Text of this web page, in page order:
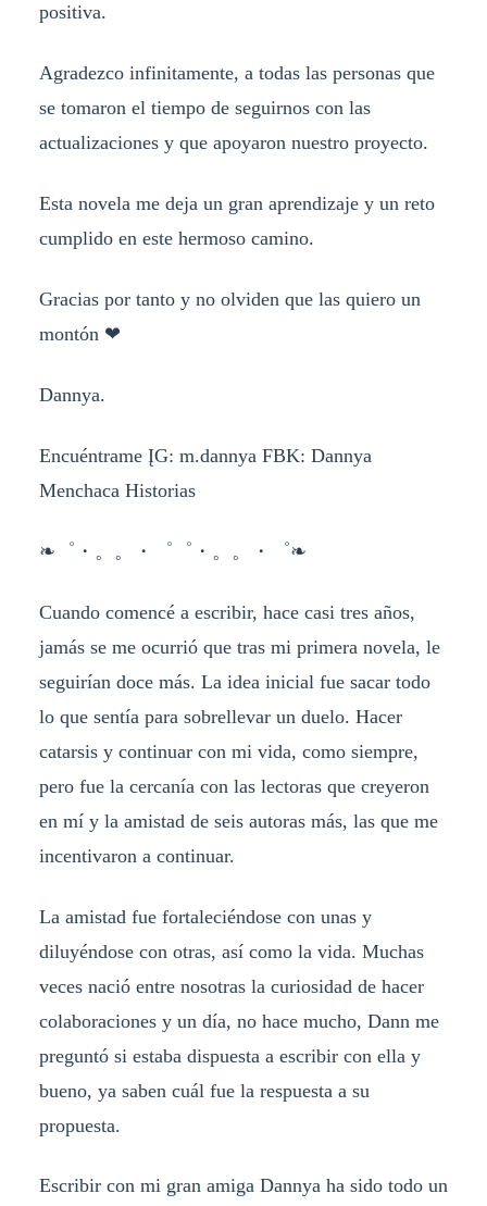
positiva.
Agradezco infinitamente, a todas las personas que
se tomaron el tiempo de seguirnos con las
actualizaciones y que apoyaron nuestro proyecto.
Esta novela me deja un gran aprendizaje y un reto
cumplido en este hermoso camino.
Gracias por tanto y no olviden que las quiero un
montón ❤
Dannya.
Encuéntrame ĮG: m.dannya FBK: Dannya
Menchaca Historias
❧゜・。。・゜゜・。。・゜❧
Cuando comencé a escribir, hace casi tres años,
jamás se me ocurrió que tras mi primera novela, le
seguirían doce más. La idea inicial fue sacar todo
lo que sentía para sobrellevar un duelo. Hacer
catarsis y continuar con mi vida, como siempre,
pero fue la cercanía con las lectoras que creyeron
en mí y la amistad de seis autoras más, las que me
incentivaron a continuar.
La amistad fue fortaleciéndose con unas y
diluyéndose con otras, así como la vida. Muchas
veces nació entre nosotras la curiosidad de hacer
colaboraciones y un día, no hace mucho, Dann me
preguntó si estaba dispuesta a escribir con ella y
bueno, ya saben cuál fue la respuesta a su
propuesta.
Escribir con mi gran amiga Dannya ha sido todo un